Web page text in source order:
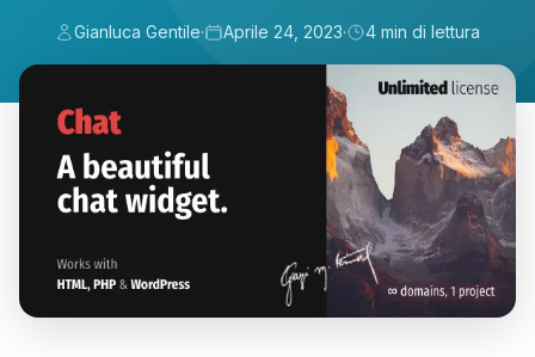
Gianluca Gentile· Aprile 24, 2023· 4 min di lettura